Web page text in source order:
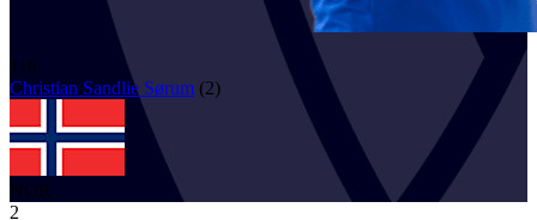
116
Christian Sandlie Sørum (2)
NOR
2